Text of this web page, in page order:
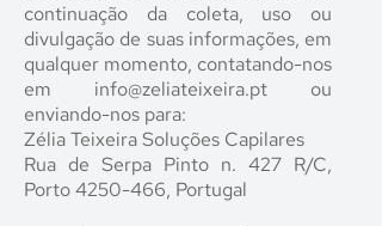
continuação da coleta, uso ou
divulgação de suas informações, em
qualquer momento, contatando-nos
em info@zeliateixeira.pt ou
enviando-nos para:
Zélia Teixeira Soluções Capilares
Rua de Serpa Pinto n. 427 R/C,
Porto 4250-466, Portugal